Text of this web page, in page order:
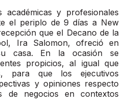
académicas y profesionales
el periplo de 9 días a New
que el Decano de la
Ira Salomon, ofreció en
casa. En la ocasión se
propicios, al igual que
para que los ejecutivos
y opiniones respecto
de negocios en contextos